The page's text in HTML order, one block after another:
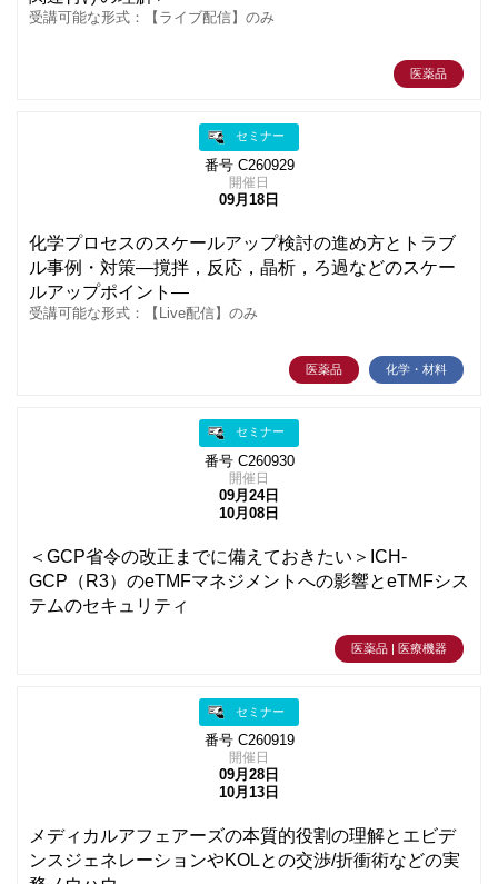
受講可能な形式：【ライブ配信】のみ
医薬品
セミナー
番号 C260929
開催日
09月18日
化学プロセスのスケールアップ検討の進め方とトラブ
ル事例・対策―撹拌，反応，晶析，ろ過などのスケー
ルアップポイント―
受講可能な形式：【Live配信】のみ
医薬品 化学・材料
セミナー
番号 C260930
開催日
09月24日
10月08日
＜GCP省令の改正までに備えておきたい＞ICH-
GCP（R3）のeTMFマネジメントへの影響とeTMFシス
テムのセキュリティ
医薬品 | 医療機器
セミナー
番号 C260919
開催日
09月28日
10月13日
メディカルアフェアーズの本質的役割の理解とエビデ
ンスジェネレーションやKOLとの交渉/折衝術などの実